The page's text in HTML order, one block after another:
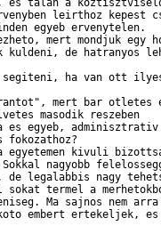
es talan a
leirthoz kepest
egyeb ervenytelen.
mert mondjuk egy
kuldeni, de hatranyos
segiteni, ha van ott
mert bar otletes
masodik reszeben
egyeb,
fokozathoz?
egyetemen kivuli
nagyobb
legalabbis nagy
sokat termel a
Ma sajnos nem
embert ertekeljek,